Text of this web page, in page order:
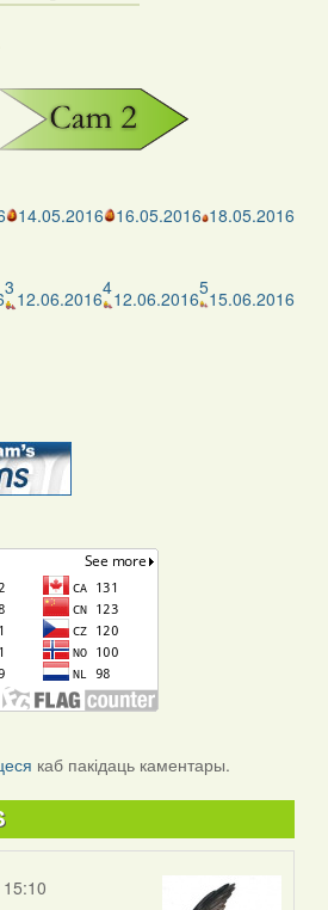
14.05.2016 16.05.2016 18.05.2016
3 12.06.2016412.06.2016515.06.2016
каб пакідаць каментары.